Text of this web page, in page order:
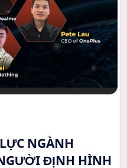
NGÀNH
ĐỊNH HÌNH